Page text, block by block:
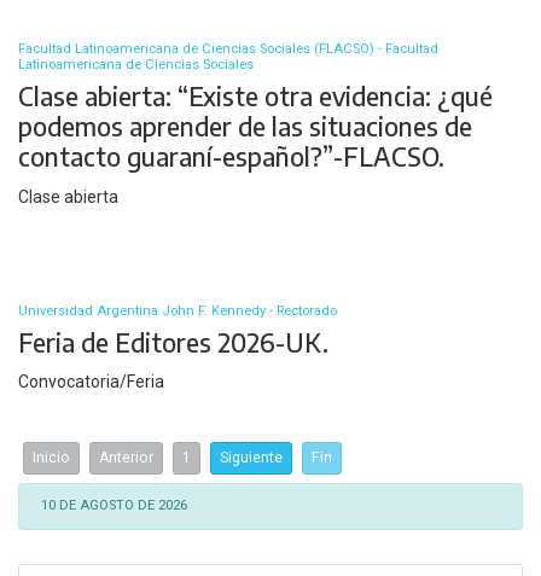
Facultad Latinoamericana de Ciencias Sociales (FLACSO) - Facultad
Latinoamericana de Ciencias Sociales
Clase abierta: “Existe otra evidencia: ¿qué
podemos aprender de las situaciones de
contacto guaraní-español?”-FLACSO.
Clase abierta
Universidad Argentina John F. Kennedy - Rectorado
Feria de Editores 2026-UK.
Convocatoria/Feria
Inicio Anterior 1 Siguiente Fin
10 DE AGOSTO DE 2026